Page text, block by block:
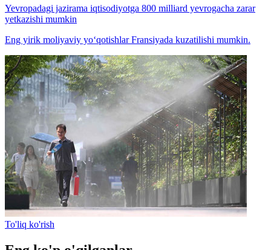
Yevropadagi jazirama iqtisodiyotga 800 milliard yevrogacha zarar
yetkazishi mumkin
Eng yirik moliyaviy yo‘qotishlar Fransiyada kuzatilishi mumkin.
To'liq ko'rish